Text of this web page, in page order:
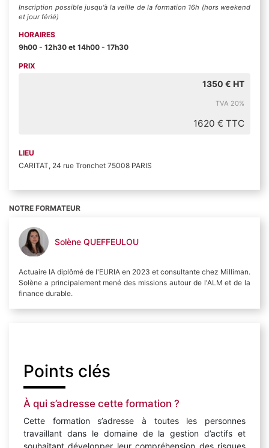
Inscription possible jusqu'à la veille de la formation 16h (hors weekend
et jour férié)
HORAIRES
9h00 - 12h30 et 14h00 - 17h30
PRIX
1350 € HT
TVA 20%
1620 € TTC
LIEU
CARITAT, 24 rue Tronchet 75008 PARIS
NOTRE FORMATEUR
Solène QUEFFEULOU
Actuaire IA diplômé de l'EURIA en 2023 et consultante chez Milliman.
Solène a principalement mené des missions autour de l'ALM et de la
finance durable.
Points clés
À qui s’adresse cette formation ?
Cette formation s’adresse à toutes les personnes
travaillant dans le domaine de la gestion d’actifs et